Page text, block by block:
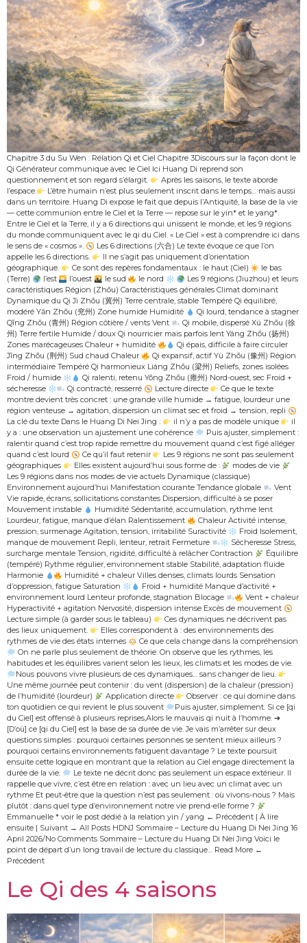
Chapitre 3 du Su Wen : Rélation Qi et Ciel Chapitre 3Discours sur la façon dont le
Qi Générateur communique avec le Ciel Ici Huang Di reprend son
questionnement et son regard s’élargit.
Après les saisons, le texte aborde
l’espace.
L’être humain n’est plus seulement inscrit dans le temps… mais aussi
dans un territoire. Huang Di expose le fait que depuis l’Antiquité, la base de la vie
— cette communion entre le Ciel et la Terre — repose sur le yin* et le yang*.
Entre le Ciel et la Terre, il y a 6 directions qui unissent le monde, et les 9 régions
du monde communiquent avec le qi du Ciel. « Le Ciel » est à comprendre ici dans
le sens de « cosmos ».
Les 6 directions (六合) Le texte évoque ce que l’on
appelle les 6 directions.
Il ne s’agit pas uniquement d’orientation
géographique.
Ce sont des repères fondamentaux : le haut (Ciel)
le bas
(Terre)
l’est l’ouest le sud le nord
Les 9 régions (Jiuzhou) et leurs
caractéristiques Région (Zhōu) Caractéristiques générales Climat dominant
Dynamique du Qi Jì Zhōu (冀州) Terre centrale, stable Tempéré Qi équilibré,
modéré Yǎn Zhōu (兖州) Zone humide Humidité
Qi lourd, tendance à stagner
Qīng Zhōu (青州) Région côtière / vents Vent
Qi mobile, dispersé Xú Zhōu (徐
州) Terre fertile Humide / doux Qi nourricier mais parfois lent Yáng Zhōu (扬州)
Zones marécageuses Chaleur + humidité
Qi épais, difficile à faire circuler
Jīng Zhōu (荆州) Sud chaud Chaleur
Qi expansif, actif Yù Zhōu (豫州) Région
intermédiaire Tempéré Qi harmonieux Liáng Zhōu (梁州) Reliefs, zones isolées
Froid / humide
Qi ralenti, retenu Yōng Zhōu (雍州) Nord-ouest, sec Froid +
sécheresse
Qi contracté, resserré Lecture directe
Ce que le texte
montre devient très concret : une grande ville humide → fatigue, lourdeur une
région venteuse → agitation, dispersion un climat sec et froid → tension, repli
La clé du texte Dans le Huang Di Nei Jing :
il n’y a pas de modèle unique
il
y a : une observation un ajustement une cohérence
Puis ajuster, simplement :
ralentir quand c’est trop rapide remettre du mouvement quand c’est figé alléger
quand c’est lourd
Ce qu’il faut retenir
Les 9 régions ne sont pas seulement
géographiques
Elles existent aujourd’hui sous forme de :
modes de vie
Les 9 régions dans nos modes de vie actuels Dynamique (classique)
Environnement aujourd’hui Manifestation courante Tendance globale
Vent
Vie rapide, écrans, sollicitations constantes Dispersion, difficulté à se poser
Mouvement instable
Humidité Sédentarité, accumulation, rythme lent
Lourdeur, fatigue, manque d’élan Ralentissement
Chaleur Activité intense,
pression, surmenage Agitation, tension, irritabilité Suractivité
Froid Isolement,
manque de mouvement Repli, lenteur, retrait Fermeture
Sécheresse Stress,
surcharge mentale Tension, rigidité, difficulté à relâcher Contraction
Équilibre
(tempéré) Rythme régulier, environnement stable Stabilité, adaptation fluide
Harmonie
Humidité + chaleur Villes denses, climats lourds Sensation
d’oppression, fatigue Saturation
Froid + humidité Manque d’activité +
environnement lourd Lenteur profonde, stagnation Blocage
Vent + chaleur
Hyperactivité + agitation Nervosité, dispersion intense Excès de mouvement
Lecture simple (à garder sous le tableau)
Ces dynamiques ne décrivent pas
des lieux uniquement.
Elles correspondent à : des environnements des
rythmes de vie des états internes
Ce que cela change dans la compréhension
On ne parle plus seulement de théorie. On observe que les rythmes, les
habitudes et les équilibres varient selon les lieux, les climats et les modes de vie.
Nous pouvons vivre plusieurs de ces dynamiques… sans changer de lieu.
Une même journée peut contenir : du vent (dispersion) de la chaleur (pression)
de l’humidité (lourdeur)
Application directe
Observer : ce qui domine dans
ton quotidien ce qui revient le plus souvent
Puis ajuster, simplement. Si ce [qi
du Ciel] est offensé à plusieurs reprises,Alors le mauvais qi nuit à l’homme. ➜
[D’où] ce [qi du Ciel] est la base de sa durée de vie. Je vais m’arrêter sur deux
questions simples : pourquoi certaines personnes se sentent mieux ailleurs ?
pourquoi certains environnements fatiguent davantage ? Le texte poursuit
ensuite cette logique en montrant que la relation au Ciel engage directement la
durée de la vie.
Le texte ne décrit donc pas seulement un espace extérieur. Il
rappelle que vivre, c’est être en relation : avec un lieu avec un climat avec un
rythme Et peut-être que la question n’est pas seulement : où vivons-nous ? Mais
plutôt : dans quel type d’environnement notre vie prend-elle forme ?
Emmanuelle * voir le post dédié à la relation yin / yang ← Précédent | À lire
ensuite | Suivant → All Posts HDNJ Sommaire – Lecture du Huang Di Nei Jing 16
April 2026/No Comments Sommaire – Lecture du Huang Di Nei Jing Voici le
point de départ d’un long travail de lecture du classique… Read More ←
Précédent
Le Qi des 4 saisons